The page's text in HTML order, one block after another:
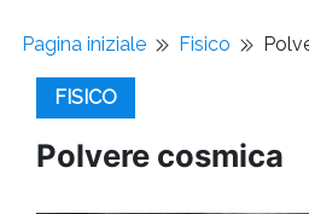
Pagina iniziale Fisico
FISICO
Polvere cosmica